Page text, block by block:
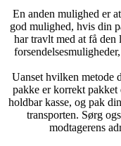
En anden mulighed er
god mulighed, hvis din
har travlt med at få
Uanset hvilken metode
pakke er korrekt
holdbar kasse, og pak
transporten. Sørg
modtagerens